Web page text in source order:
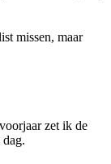
missen, maar
zet ik de